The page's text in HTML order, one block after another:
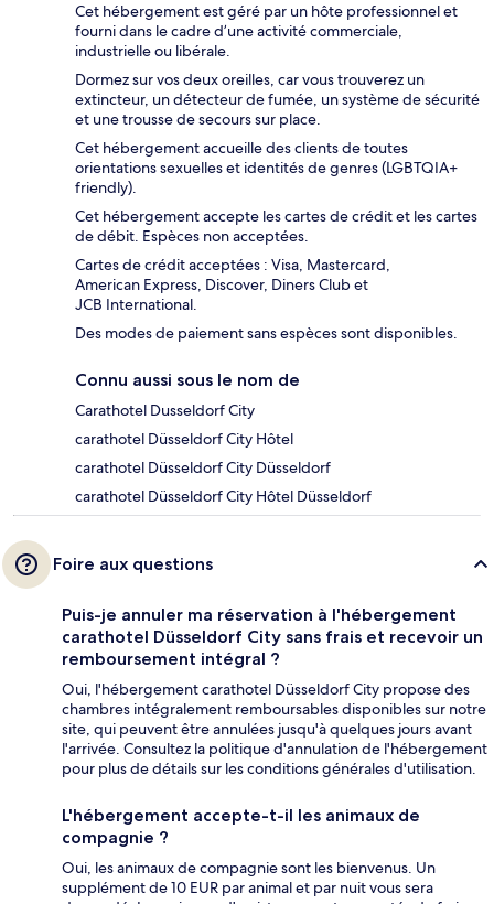
Cet hébergement est géré par un hôte professionnel et
fourni dans le cadre d’une activité commerciale,
industrielle ou libérale.
Dormez sur vos deux oreilles, car vous trouverez un
extincteur, un détecteur de fumée, un système de sécurité
et une trousse de secours sur place.
Cet hébergement accueille des clients de toutes
orientations sexuelles et identités de genres (LGBTQIA+
friendly).
Cet hébergement accepte les cartes de crédit et les cartes
de débit. Espèces non acceptées.
Cartes de crédit acceptées : Visa, Mastercard,
American Express, Discover, Diners Club et
JCB International.
Des modes de paiement sans espèces sont disponibles.
Connu aussi sous le nom de
Carathotel Dusseldorf City
carathotel Düsseldorf City Hôtel
carathotel Düsseldorf City Düsseldorf
carathotel Düsseldorf City Hôtel Düsseldorf
Foire aux questions
Puis-je annuler ma réservation à l'hébergement
carathotel Düsseldorf City sans frais et recevoir un
remboursement intégral ?
Oui, l'hébergement carathotel Düsseldorf City propose des
chambres intégralement remboursables disponibles sur notre
site, qui peuvent être annulées jusqu'à quelques jours avant
l'arrivée. Consultez la politique d'annulation de l'hébergement
pour plus de détails sur les conditions générales d'utilisation.
L'hébergement accepte-t-il les animaux de
compagnie ?
Oui, les animaux de compagnie sont les bienvenus. Un
supplément de 10 EUR par animal et par nuit vous sera